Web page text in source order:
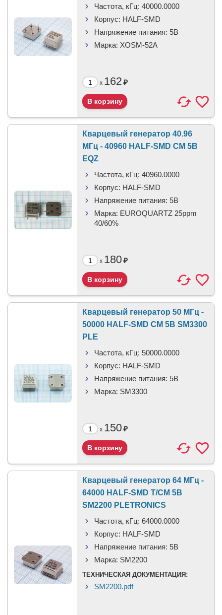
Частота, кГц: 40000.0000
Корпус: HALF-SMD
Напряжение питания: 5В
Марка: XOSM-52A
x 162₽
Кварцевый генератор 40.96
МГц - 40960 HALF-SMD CM 5В
EQZ
Частота, кГц: 40960.0000
Корпус: HALF-SMD
Напряжение питания: 5В
Марка: EUROQUARTZ 25ppm
40/60%
x 180₽
Кварцевый генератор 50 МГц -
50000 HALF-SMD CM 5В SM3300
PLE
Частота, кГц: 50000.0000
Корпус: HALF-SMD
Напряжение питания: 5В
Марка: SM3300
x 150₽
Кварцевый генератор 64 МГц -
64000 HALF-SMD T/CM 5В
SM2200 PLETRONICS
Частота, кГц: 64000.0000
Корпус: HALF-SMD
Напряжение питания: 5В
Марка: SM2200
ТЕХНИЧЕСКАЯ ДОКУМЕНТАЦИЯ:
SM2200.pdf